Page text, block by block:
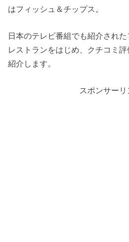
はフィッシュ＆チップス。
日本のテレビ番組でも紹介され
レストランをはじめ、クチコミ
紹介します。
スポンサーリ